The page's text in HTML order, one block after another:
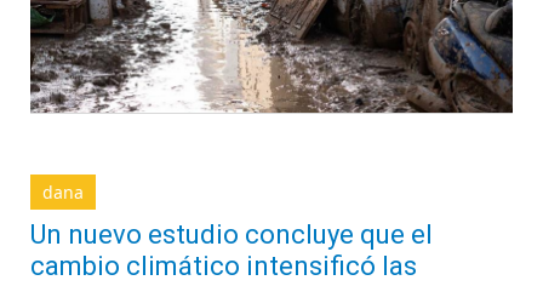
dana
Un nuevo estudio concluye que el
cambio climático intensificó las